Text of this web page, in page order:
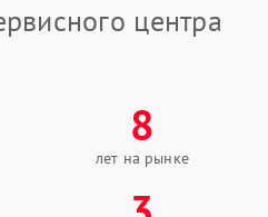
центра
8
лет на рынке